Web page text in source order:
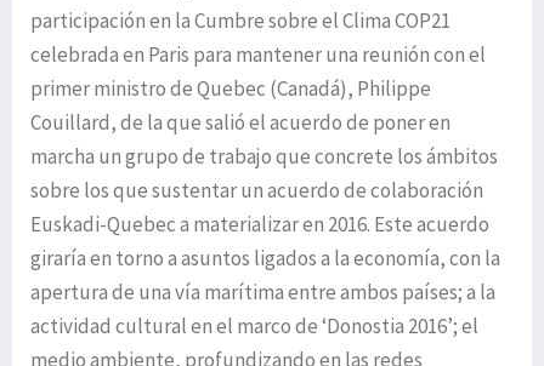
participación en la Cumbre sobre el Clima COP21
celebrada en Paris para mantener una reunión con el
primer ministro de Quebec (Canadá), Philippe
Couillard, de la que salió el acuerdo de poner en
marcha un grupo de trabajo que concrete los ámbitos
sobre los que sustentar un acuerdo de colaboración
Euskadi-Quebec a materializar en 2016. Este acuerdo
giraría en torno a asuntos ligados a la economía, con la
apertura de una vía marítima entre ambos países; a la
actividad cultural en el marco de ‘Donostia 2016’; el
medio ambiente, profundizando en las redes